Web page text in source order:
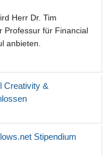
Herr Dr. Tim
Professur für Financial
anbieten.
Creativity &
Stipendium